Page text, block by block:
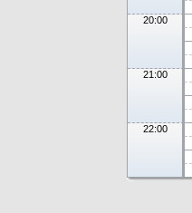
20:00
21:00
22:00